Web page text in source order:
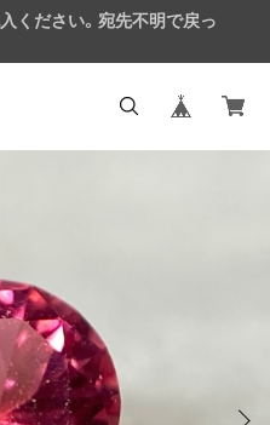
ください。宛先不明で戻っ